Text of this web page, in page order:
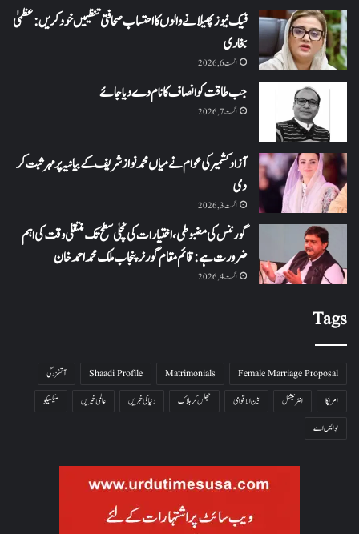
فیک نیوز پھیلانے والوں کا احتساب صحافتی تنظیمیں خود کریں: عظمیٰ
بخاری
اگست 6, 2026
جب طاقت کو انصاف کا نام دے دیا جائے
اگست 7, 2026
آزاد کشمیر کی عوام نے میاں محمد نواز شریف کے بیانیہ پر مہر ثبت کر
دی
اگست 3, 2026
گورننس کی مضبوطی، اختیارات کی نچلی سطح تک منتقلی وقت کی اہم
ضرورت ہے: قائم مقام گورنر پنجاب ملک محمد احمد خان
اگست 4, 2026
Tags
Female Marriage Proposal
Matrimonials
Shaadi Profile
آتشزدگی
امریکا
انٹرنیشنل بین الاقوامی جھلس کر ہلاک دنیا کی خبریں عالمی خبریں
میکسیکو
یو ایس اے